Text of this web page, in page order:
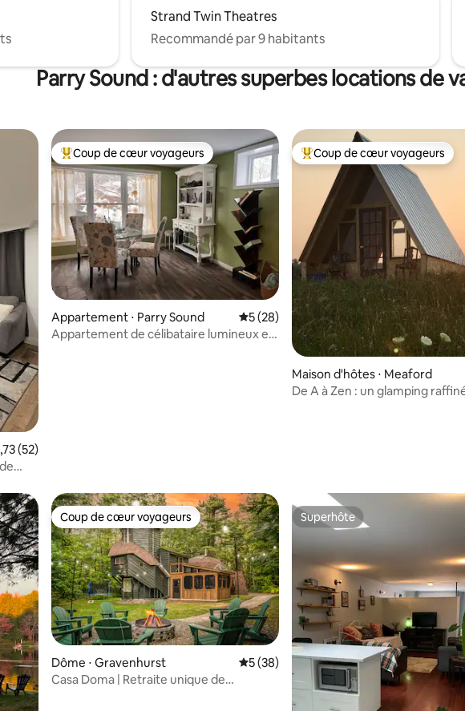
Strand Twin Theatres
Recommandé par 9 habitants
Parry Sound : d'autres superbes locations de
moyenne sur la base de 52 commentaires : 4,73 sur 5
(52)
Coups de cœur voyageurs les plus appréciés
Coup de cœur voyageurs
Appartement ⋅ Parry Sound Évaluation moyenne sur la base de 28
5 (28)
Appartement de célibataire lumineux et
Coups de cœur voyageurs les
Coup de cœur voyageurs
Maison d'hôtes ⋅ Meaford
De A à Zen : un glamping
Coup de cœur voyageurs
Coup de cœur voyageurs
Dôme ⋅ Gravenhurst Évaluation moyenne sur la base de 38
5 (38)
Casa Doma | Retraite unique de
Superhôte
Superhôte